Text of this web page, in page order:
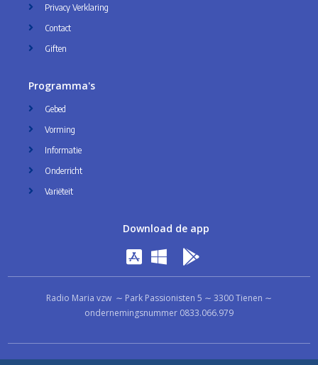
Privacy Verklaring
Contact
Giften
Programma's
Gebed
Vorming
Informatie
Onderricht
Variëteit
Download de app
Radio Maria vzw ∼ Park Passionisten 5 ∼ 3300 Tienen ∼
ondernemingsnummer 0833.066.979